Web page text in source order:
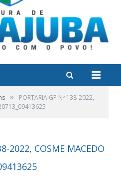
»
PORTARIA GP Nº 138-2022,
2022, COSME MACEDO